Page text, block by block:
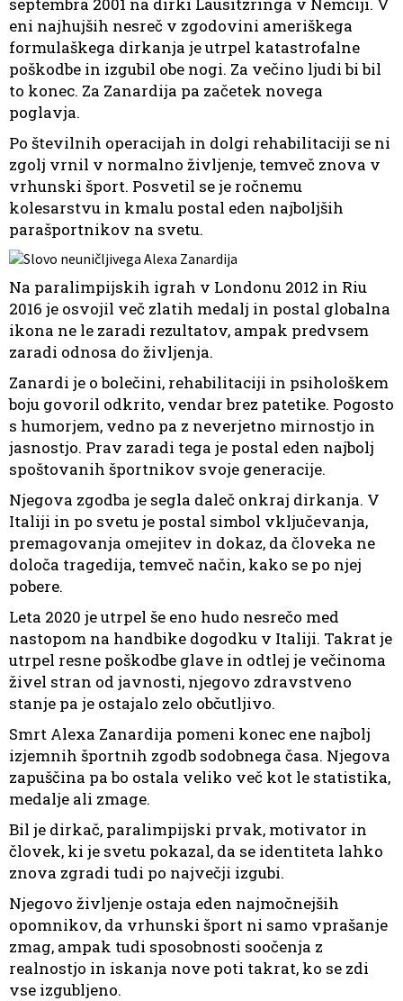
eni najhujših nesreč v zgodovini ameriškega
formulaškega dirkanja je utrpel katastrofalne
poškodbe in izgubil obe nogi. Za večino ljudi bi bil
to konec. Za Zanardija pa začetek novega
poglavja.
Po številnih operacijah in dolgi rehabilitaciji se ni
zgolj vrnil v normalno življenje, temveč znova v
vrhunski šport. Posvetil se je ročnemu
kolesarstvu in kmalu postal eden najboljših
parašportnikov na svetu.
Na paralimpijskih igrah v Londonu 2012 in Riu
2016 je osvojil več zlatih medalj in postal globalna
ikona ne le zaradi rezultatov, ampak predvsem
zaradi odnosa do življenja.
Zanardi je o bolečini, rehabilitaciji in psihološkem
boju govoril odkrito, vendar brez patetike. Pogosto
s humorjem, vedno pa z neverjetno mirnostjo in
jasnostjo. Prav zaradi tega je postal eden najbolj
spoštovanih športnikov svoje generacije.
Njegova zgodba je segla daleč onkraj dirkanja. V
Italiji in po svetu je postal simbol vključevanja,
premagovanja omejitev in dokaz, da človeka ne
določa tragedija, temveč način, kako se po njej
pobere.
Leta 2020 je utrpel še eno hudo nesrečo med
nastopom na handbike dogodku v Italiji. Takrat je
utrpel resne poškodbe glave in odtlej je večinoma
živel stran od javnosti, njegovo zdravstveno
stanje pa je ostajalo zelo občutljivo.
Smrt Alexa Zanardija pomeni konec ene najbolj
izjemnih športnih zgodb sodobnega časa. Njegova
zapuščina pa bo ostala veliko več kot le statistika,
medalje ali zmage.
Bil je dirkač, paralimpijski prvak, motivator in
človek, ki je svetu pokazal, da se identiteta lahko
znova zgradi tudi po največji izgubi.
Njegovo življenje ostaja eden najmočnejših
opomnikov, da vrhunski šport ni samo vprašanje
zmag, ampak tudi sposobnosti soočenja z
realnostjo in iskanja nove poti takrat, ko se zdi
vse izgubljeno.